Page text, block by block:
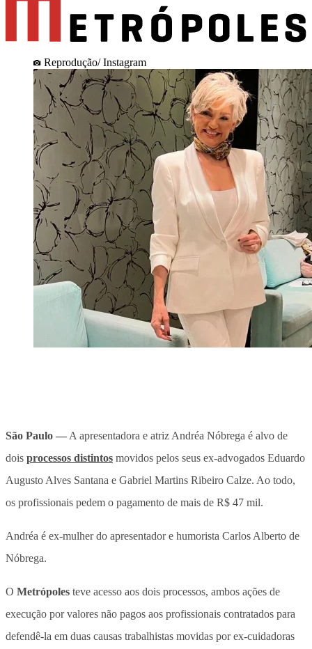
Reprodução/ Instagram
São Paulo — A apresentadora e atriz Andréa Nóbrega é alvo de
dois processos distintos movidos pelos seus ex-advogados Eduardo
Augusto Alves Santana e Gabriel Martins Ribeiro Calze. Ao todo,
os profissionais pedem o pagamento de mais de R$ 47 mil.
Andréa é ex-mulher do apresentador e humorista Carlos Alberto de
Nóbrega.
O Metrópoles teve acesso aos dois processos, ambos ações de
execução por valores não pagos aos profissionais contratados para
defendê-la em duas causas trabalhistas movidas por ex-cuidadoras